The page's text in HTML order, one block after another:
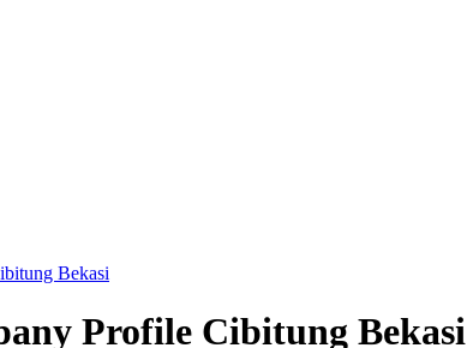
Bekasi
Profile Cibitung Bekasi